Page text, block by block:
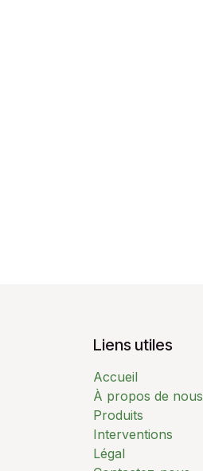
Liens utiles
Accueil
À propos de nous
Produits
Interventions
Légal